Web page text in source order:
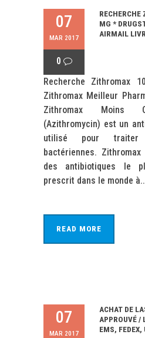
07
MAR 2017
0
MG *
AIRMAIL
Recherche Zithromax
Zithromax Meilleur
Zithromax Moins
(Azithromycin) est un
utilisé pour traiter
bactériennes.
des antibiotiques le
prescrit dans le monde
READ MORE
07
MAR 2017
ACHAT DE
APPROUVÉ /
EMS, FEDEX,